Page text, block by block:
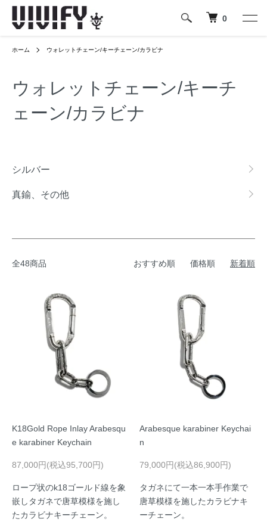
0
ホーム ウォレットチェーン/キーチェーン/カラビナ
ウォレットチェーン/キーチ
ェーン/カラビナ
シルバー
真鍮、その他
全48商品 おすすめ順 価格順 新着順
K18Gold Rope Inlay Arabesqu
e karabiner Keychain
87,000円(税込95,700円)
ロープ状のk18ゴールド線を象
嵌しタガネで唐草模様を施し
たカラビナキーチェーン。
Arabesque karabiner Keychai
n
79,000円(税込86,900円)
タガネにて一本一本手作業で
唐草模様を施したカラビナキ
ーチェーン。